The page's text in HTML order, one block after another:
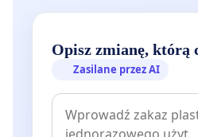
Opisz zmianę, którą
Zasilane przez AI